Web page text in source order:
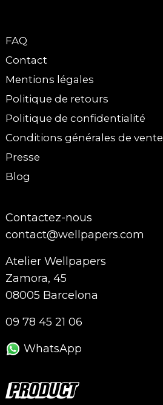
FAQ
Contact
Mentions légales
Politique de retours
Politique de confidentialité
Conditions générales de vente
Presse
Blog
Contactez-nous
contact@wellpapers.com
Atelier Wellpapers
Zamora, 45
08005 Barcelona
09 78 45 21 06
WhatsApp